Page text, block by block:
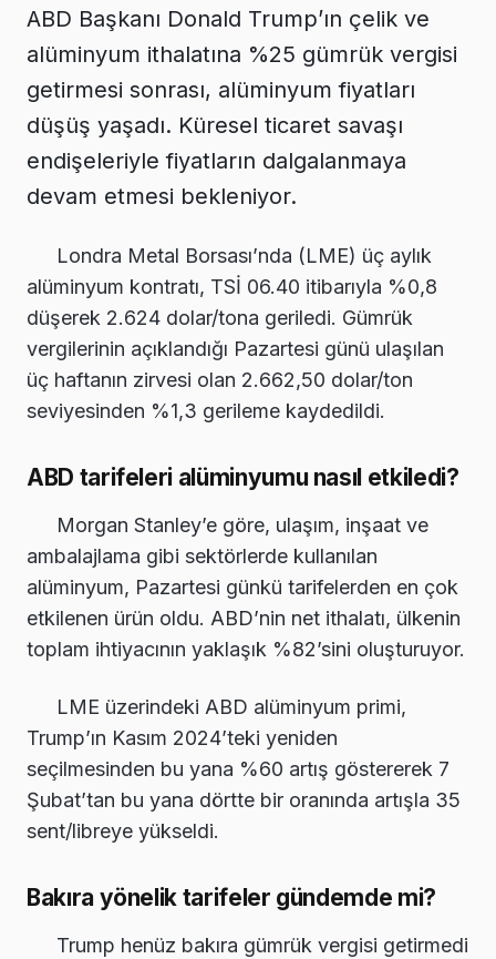
ABD Başkanı Donald Trump’ın çelik ve
alüminyum ithalatına %25 gümrük vergisi
getirmesi sonrası, alüminyum fiyatları
düşüş yaşadı. Küresel ticaret savaşı
endişeleriyle fiyatların dalgalanmaya
devam etmesi bekleniyor.
Londra Metal Borsası’nda (LME) üç aylık
alüminyum kontratı, TSİ 06.40 itibarıyla %0,8
düşerek 2.624 dolar/tona geriledi. Gümrük
vergilerinin açıklandığı Pazartesi günü ulaşılan
üç haftanın zirvesi olan 2.662,50 dolar/ton
seviyesinden %1,3 gerileme kaydedildi.
ABD tarifeleri alüminyumu nasıl etkiledi?
Morgan Stanley’e göre, ulaşım, inşaat ve
ambalajlama gibi sektörlerde kullanılan
alüminyum, Pazartesi günkü tarifelerden en çok
etkilenen ürün oldu. ABD’nin net ithalatı, ülkenin
toplam ihtiyacının yaklaşık %82’sini oluşturuyor.
LME üzerindeki ABD alüminyum primi,
Trump’ın Kasım 2024’teki yeniden
seçilmesinden bu yana %60 artış göstererek 7
Şubat’tan bu yana dörtte bir oranında artışla 35
sent/libreye yükseldi.
Bakıra yönelik tarifeler gündemde mi?
Trump henüz bakıra gümrük vergisi getirmedi